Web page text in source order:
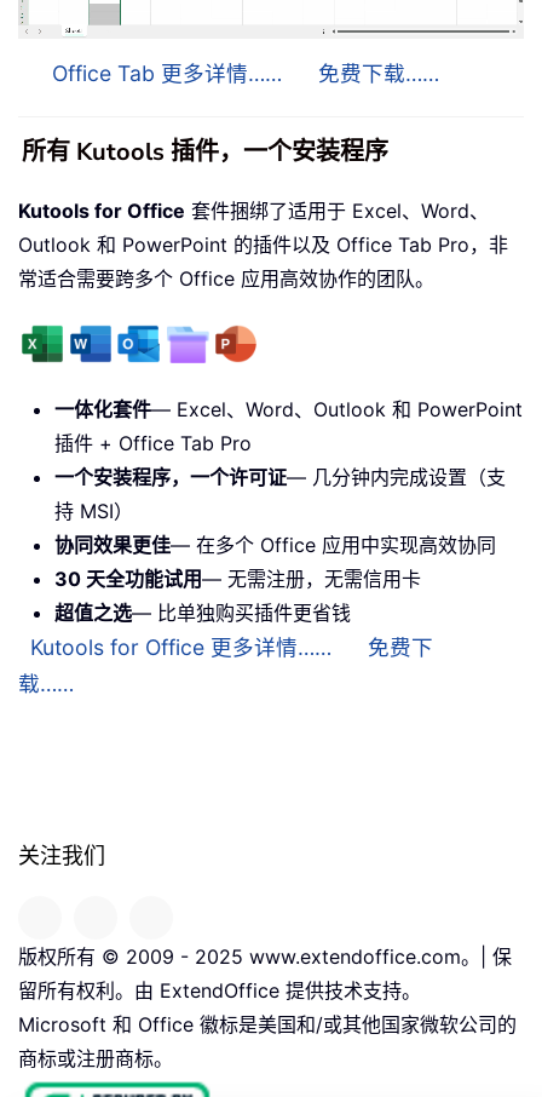
Office Tab 更多详情…… 免费下载……
所有 Kutools 插件，一个安装程序
Kutools for Office 套件捆绑了适用于 Excel、Word、
Outlook 和 PowerPoint 的插件以及 Office Tab Pro，非
常适合需要跨多个 Office 应用高效协作的团队。
一体化套件— Excel、Word、Outlook 和 PowerPoint
插件 + Office Tab Pro
一个安装程序，一个许可证— 几分钟内完成设置（支
持 MSI）
协同效果更佳— 在多个 Office 应用中实现高效协同
30 天全功能试用— 无需注册，无需信用卡
超值之选— 比单独购买插件更省钱
Kutools for Office 更多详情……
免费下
载……
关注我们
版权所有 © 2009 - 2025 www.extendoffice.com。| 保
留所有权利。由 ExtendOffice 提供技术支持。
Microsoft 和 Office 徽标是美国和/或其他国家微软公司的
商标或注册商标。